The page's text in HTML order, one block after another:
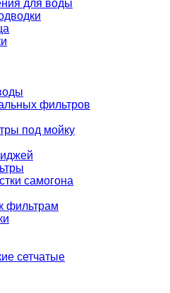
для воды
фильтров
под мойку
самогона
фильтрам
сетчатые